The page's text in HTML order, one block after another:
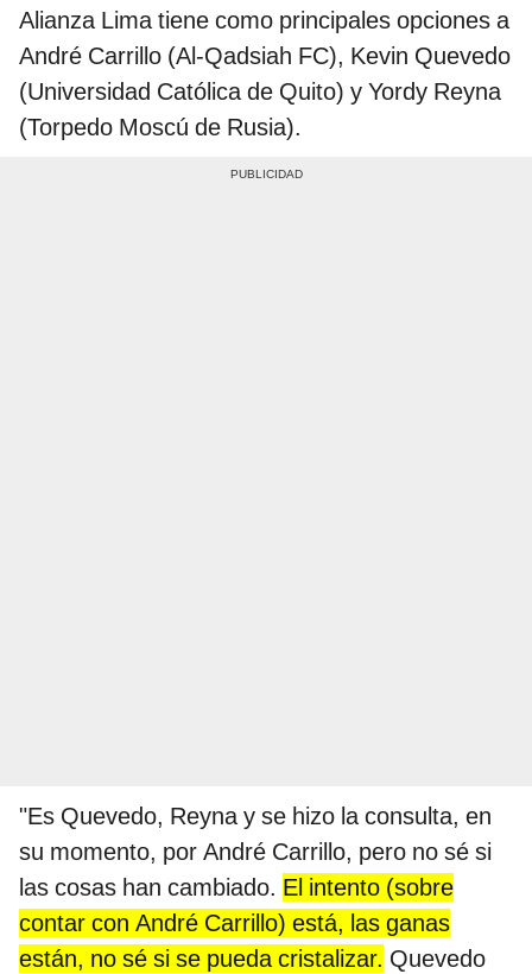
Alianza Lima tiene como principales opciones a
André Carrillo (Al-Qadsiah FC), Kevin Quevedo
(Universidad Católica de Quito) y Yordy Reyna
(Torpedo Moscú de Rusia).
"Es Quevedo, Reyna y se hizo la consulta, en
su momento, por André Carrillo, pero no sé si
las cosas han cambiado. El intento (sobre
contar con André Carrillo) está, las ganas
están, no sé si se pueda cristalizar. Quevedo